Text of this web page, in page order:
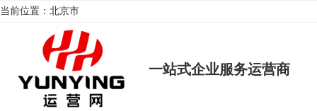
当前位置： 北京市
一站式企业服务运营商